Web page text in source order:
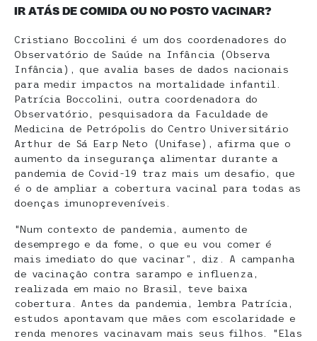
IR ATÁS DE COMIDA OU NO POSTO VACINAR?
Cristiano Boccolini é um dos coordenadores do
Observatório de Saúde na Infância (Observa
Infância), que avalia bases de dados nacionais
para medir impactos na mortalidade infantil.
Patrícia Boccolini, outra coordenadora do
Observatório, pesquisadora da Faculdade de
Medicina de Petrópolis do Centro Universitário
Arthur de Sá Earp Neto (Unifase), afirma que o
aumento da insegurança alimentar durante a
pandemia de Covid-19 traz mais um desafio, que
é o de ampliar a cobertura vacinal para todas as
doenças imunopreveníveis.
“Num contexto de pandemia, aumento de
desemprego e da fome, o que eu vou comer é
mais imediato do que vacinar”, diz. A campanha
de vacinação contra sarampo e influenza,
realizada em maio no Brasil, teve baixa
cobertura. Antes da pandemia, lembra Patrícia,
estudos apontavam que mães com escolaridade e
renda menores vacinavam mais seus filhos. “Elas